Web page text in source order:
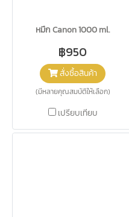
หมึก Canon 1000 ml.
฿950
สั่งซื้อสินค้า
(มีหลายคุณสมบัติให้เลือก)
เปรียบเทียบ